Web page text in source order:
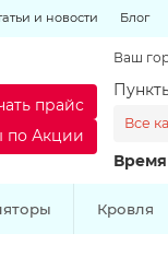
и новости Блог
Ваш
Все
прайс
по Акции
Кровля